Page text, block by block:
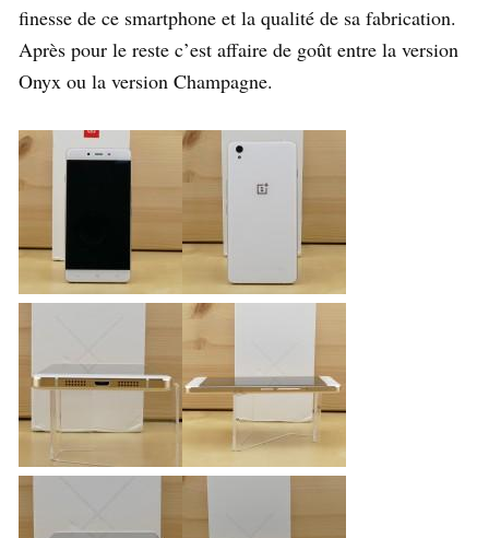
finesse de ce smartphone et la qualité de sa fabrication.
Après pour le reste c’est affaire de goût entre la version
Onyx ou la version Champagne.